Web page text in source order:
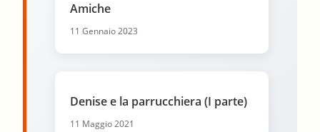
Amiche
11 Gennaio 2023
Denise e la parrucchiera (I parte)
11 Maggio 2021